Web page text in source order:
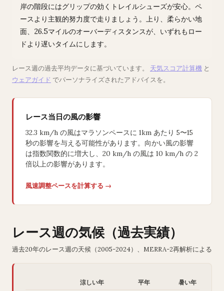
岸の階段にはグリップの効くトレイルシューズが安心。ペ
ースより主観的努力度で走りましょう。上り、柔らかい地
面、26.5マイルのオーバーディスタンスが、いずれもロー
ドより遅いタイムにします。
レース週の過去平均データに基づいています。 天気スコア計算機 と
ウェアガイド でパーソナライズされたアドバイスを。
レース当日の風の影響
32.3 km/h の風はマラソンペースに 1km あたり 5〜15
秒の影響を与える可能性があります。向かい風の影響
は指数関数的に増大し、20 km/h の風は 10 km/h の 2
倍以上の影響があります。
風速調整ペースを計算する →
レース週の気候（過去実績）
過去20年のレース週の天候（2005-2024）、MERRA-2再解析による
涼しい年 平年 暑い年